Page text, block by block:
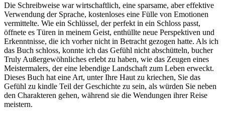
Die Schreibweise war wirtschaftlich, eine sparsame, aber effektive
Verwendung der Sprache, kostenloses eine Fülle von Emotionen
vermittelte. Wie ein Schlüssel, der perfekt in ein Schloss passt,
öffnete es Türen in meinem Geist, enthüllte neue Perspektiven und
Erkenntnisse, die ich vorher nicht in Betracht gezogen hatte. Als ich
das Buch schloss, konnte ich das Gefühl nicht abschütteln, bucher
Truly Außergewöhnliches erlebt zu haben, wie das Zeugen eines
Meistermalers, der eine lebendige Landschaft zum Leben erweckt.
Dieses Buch hat eine Art, unter Ihre Haut zu kriechen, Sie das
Gefühl zu kindle Teil der Geschichte zu sein, als würden Sie neben
den Charakteren gehen, während sie die Wendungen ihrer Reise
meistern.